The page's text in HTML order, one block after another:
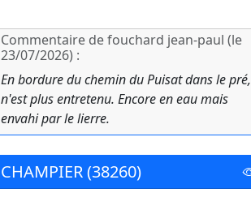
Commentaire de fouchard jean-paul (le
23/07/2026) :
En bordure du chemin du Puisat dans le pré,
n'est plus entretenu. Encore en eau mais
envahi par le lierre.
CHAMPIER (38260)